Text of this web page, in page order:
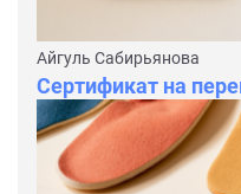
Айгуль Сабирьянова
Сертификат на